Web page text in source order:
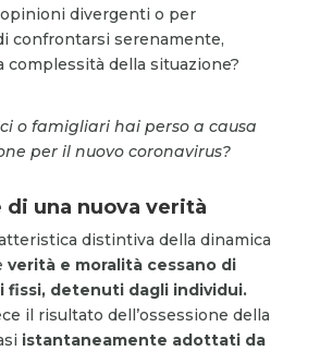
opinioni divergenti o per
confrontarsi serenamente,
complessità della situazione?
o famigliari hai perso a causa
per il nuovo coronavirus?
di una nuova verità
distintiva della dinamica
verità e moralità cessano di
fissi, detenuti dagli individui.
il risultato dell’ossessione della
istantaneamente adottati da